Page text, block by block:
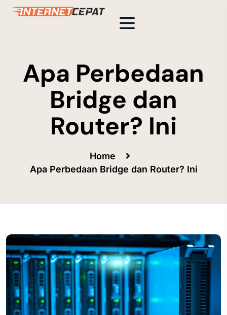
Apa Perbedaan
Bridge dan
Router? Ini
Home
Apa Perbedaan Bridge dan Router? Ini